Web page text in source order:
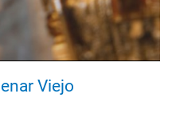
Viejo